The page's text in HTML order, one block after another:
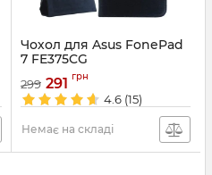
Чохол для Asus FonePad
7 FE375CG
Артикул: 758
299 291 грн
4.6 (15)
Немає на складі